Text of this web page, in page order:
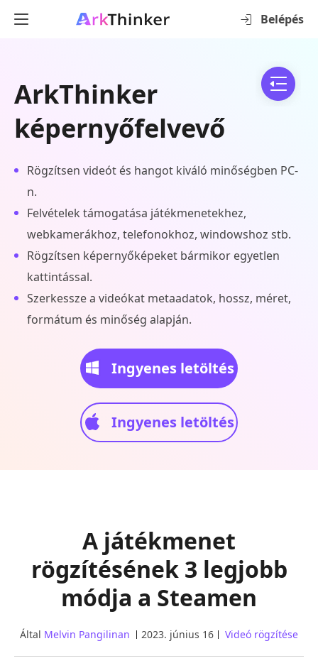
Belépés
ArkThinker
képernyőfelvevő
Rögzítsen videót és hangot kiváló minőségben PC-
n.
Felvételek támogatása játékmenetekhez,
webkamerákhoz, telefonokhoz, windowshoz stb.
Rögzítsen képernyőképeket bármikor egyetlen
kattintással.
Szerkessze a videókat metaadatok, hossz, méret,
formátum és minőség alapján.
Ingyenes letöltés
Ingyenes letöltés
A játékmenet
rögzítésének 3 legjobb
módja a Steamen
Által Melvin Pangilinan 2023. június 16 Videó rögzítése